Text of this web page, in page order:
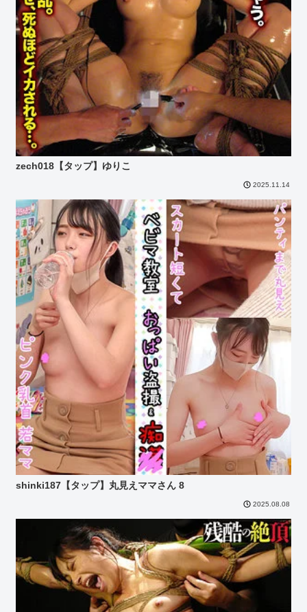
zech018【タップ】ゆりこ
2025.11.14
shinki187【タップ】丸見えママさん 8
2025.08.08